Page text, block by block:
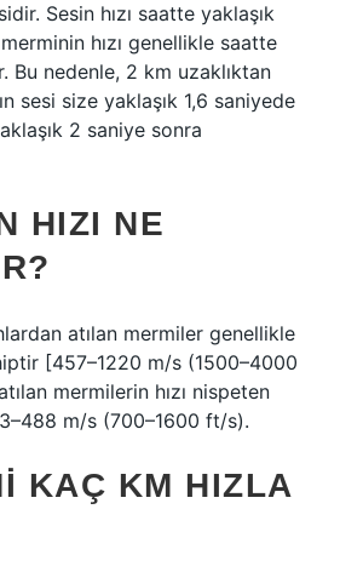
Sesin hızı saatte yaklaşık
hızı genellikle saatte
Bu nedenle, 2 km uzaklıktan
sesi size yaklaşık 1,6 saniyede
2 saniye sonra
HIZI NE
atılan mermiler genellikle
[457–1220 m/s (1500–4000
mermilerin hızı nispeten
m/s (700–1600 ft/s).
KAÇ KM HIZLA